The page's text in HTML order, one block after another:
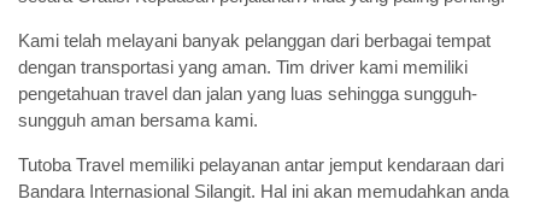
Kami telah melayani banyak pelanggan dari berbagai tempat
dengan transportasi yang aman. Tim driver kami memiliki
pengetahuan travel dan jalan yang luas sehingga sungguh-
sungguh aman bersama kami.
Tutoba Travel memiliki pelayanan antar jemput kendaraan dari
Bandara Internasional Silangit. Hal ini akan memudahkan anda